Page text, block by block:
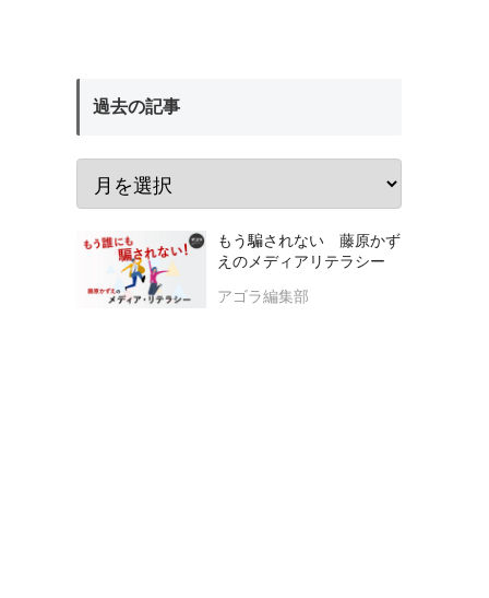
過去の記事
もう騙されない 藤原かず
えのメディアリテラシー
アゴラ編集部